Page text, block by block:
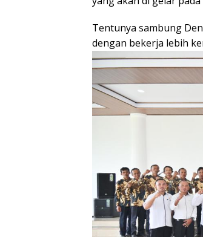
Tentunya sambung
dengan bekerja lebih